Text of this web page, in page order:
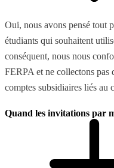
Oui, nous avons pensé tout
étudiants qui souhaitent
conséquent, nous nous
FERPA et ne collectons pas
comptes subsidiaires liés au
Quand les invitations par